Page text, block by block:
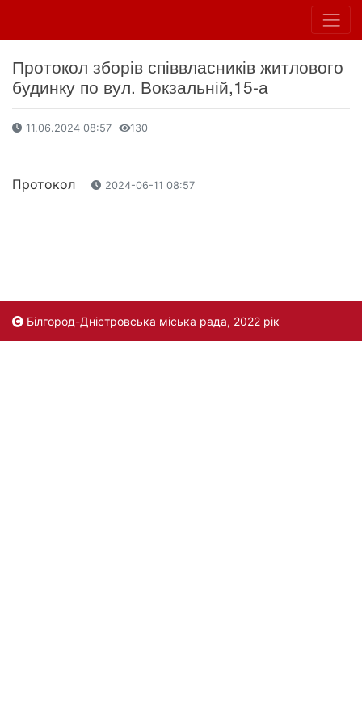
Протокол зборів співвласників житлового
будинку по вул. Вокзальній,15-а
11.06.2024 08:57 130
Протокол 2024-06-11 08:57
Білгород-Дністровська міська рада, 2022 рік